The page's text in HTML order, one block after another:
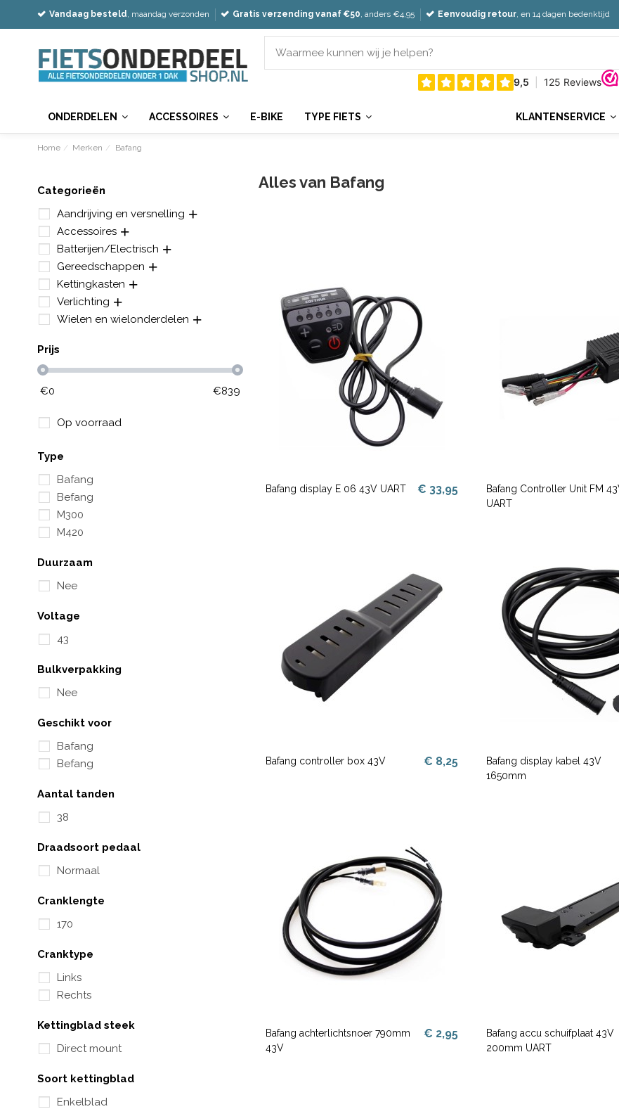
Vandaag besteld, maandag verzonden Gratis verzending vanaf €50, anders €4,95 Eenvoudig retour, en 14 dagen bedenktijd
ONDERDELEN ACCESSOIRES E-BIKE TYPE FIETS KLANTENSERVICE
Home Merken Bafang
Alles van Bafang
Bafang display E 06 43V UART € 33,95
Bafang Controller Unit FM
UART
Bafang controller box 43V € 8,25
Bafang display kabel 43V
1650mm
Bafang achterlichtsnoer 790mm
43V
€ 2,95
Bafang accu schuifplaat 43V
200mm UART
Categorieën
Aandrijving en versnelling
Accessoires
Batterijen/Electrisch
Gereedschappen
Kettingkasten
Verlichting
Wielen en wielonderdelen
Prijs
€0 €839
Op voorraad
Type
Bafang
Befang
M300
M420
Duurzaam
Nee
Voltage
43
Bulkverpakking
Nee
Geschikt voor
Bafang
Befang
Aantal tanden
38
Draadsoort pedaal
Normaal
Cranklengte
170
Cranktype
Links
Rechts
Kettingblad steek
Direct mount
Soort kettingblad
Enkelblad